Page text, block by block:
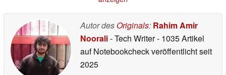
Autor des Originals: Rahim Amir
Noorali- Tech Writer- 1035 Artikel
auf Notebookcheck veröffentlichtseit
2025